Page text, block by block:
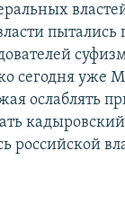
пытались
сегодня уже
ослаблять
российской